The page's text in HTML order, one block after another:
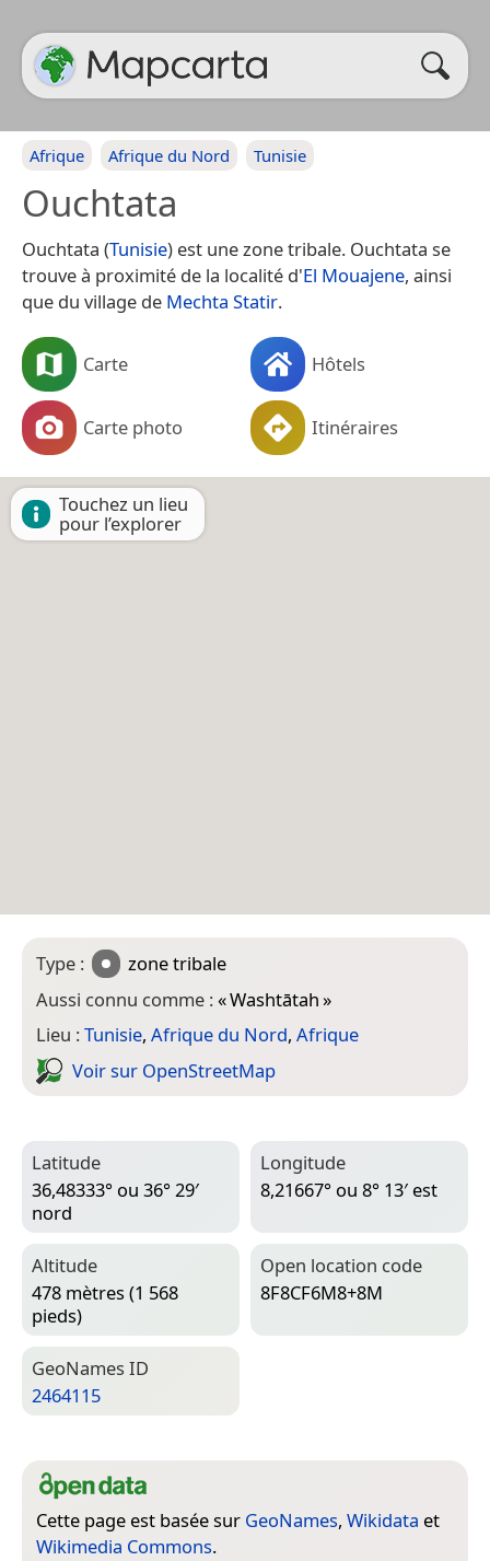
Afrique Afrique du Nord Tunisie
Ouchtata
Ouchtata (Tunisie) est une zone tribale. Ouchtata se
trouve à proximité de la localité d'El Mouajene, ainsi
que du village de Mechta Statir.
Carte Hôtels
Carte photo Itinéraires
Touchez un lieu
pour l’explorer
Type :
zone tribale
Aussi connu comme :«Washtātah»
Lieu :Tunisie, Afrique du Nord, Afrique
Voir sur Open­Street­Map
Latitude
36,48333° ou 36° 29′
nord
Longitude
8,21667° ou 8° 13′ est
Altitude
478 mètres (1 568
pieds)
Open location code
8F8CF6M8+8M
Geo­Names ID
2464115
Cette page est basée sur GeoNames, Wikidata et
Wikimedia Commons.